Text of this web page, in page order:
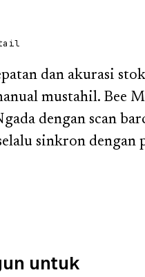
dan akurasi
mustahil. Bee
dengan scan
sinkron dengan
untuk